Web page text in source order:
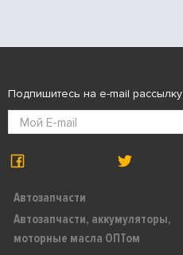
Автозапчасти
Автозапчасти, аккумуляторы,
моторные масла ОПТом
Подпишитесь на e-mail рассылку